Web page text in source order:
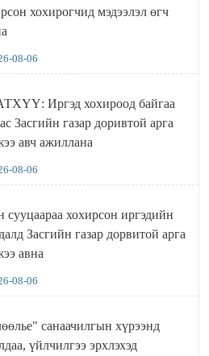
хохирогчид мэдээлэл өгч
08-06
хохироод байгаа
Засгийн газар доривтой арга
авч ажиллана
08-06
сууцаараа хохирсон иргэдийн
Засгийн газар дорвитой арга
авна
08-06
санаачилгын хүрээнд
үйлчилгээ эрхлэхэд